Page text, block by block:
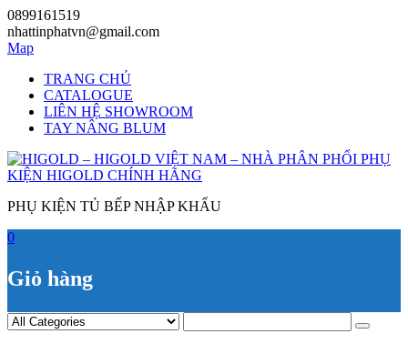
Skip
to
content
0899161519
nhattinphatvn@gmail.com
Map
TRANG CHỦ
CATALOGUE
LIÊN HỆ SHOWROOM
TAY NÂNG BLUM
PHỤ KIỆN TỦ BẾP NHẬP KHẨU
0
Giỏ hàng